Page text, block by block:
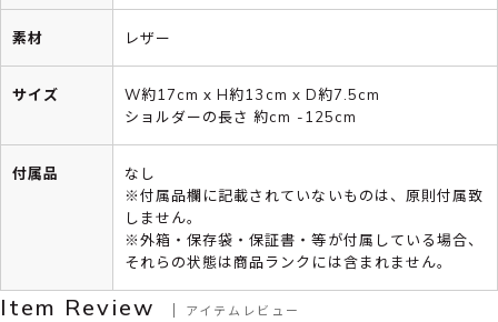
素材 レザー
サイズ
W約17cm x H約13cm x D約7.5cm
ショルダーの長さ 約cm -125cm
付属品
なし
※付属品欄に記載されていないものは、原則付属致
しません。
※外箱・保存袋・保証書・等が付属している場合、
それらの状態は商品ランクには含まれません。
Item Review アイテムレビュー